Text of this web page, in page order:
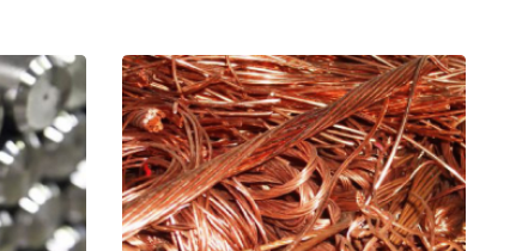
Шина электротехническая
Алюминиевая плита
Z профиль алюминиевый
Т профиль алюминиевый
Пруток квадратный алюминиевый
Полоса алюминиевая
Пруток шестигранный алюминиевый